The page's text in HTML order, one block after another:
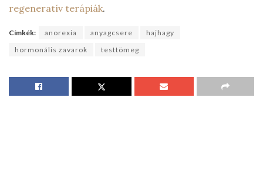
regeneratív terápiák.
Címkék: anorexia anyagcsere
hajhagy
hormonális zavarok
testtömeg